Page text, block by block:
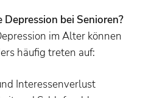
bei Senioren?
im Alter können
häufig treten auf:
Interessenverlust